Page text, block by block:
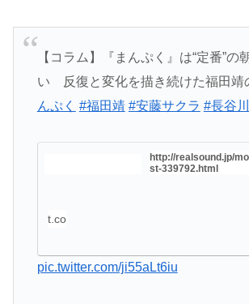
【コラム】『まんぷく』は“定番”の
い 反復と変化を描き続けた福田靖
んぷく #福田靖 #安藤サクラ #長谷
http://realsound.jp/
st-339792.html
t.co
pic.twitter.com/ji55aLt6iu